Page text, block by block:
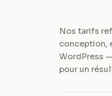
Nos tarifs
conception,
WordPress
pour un